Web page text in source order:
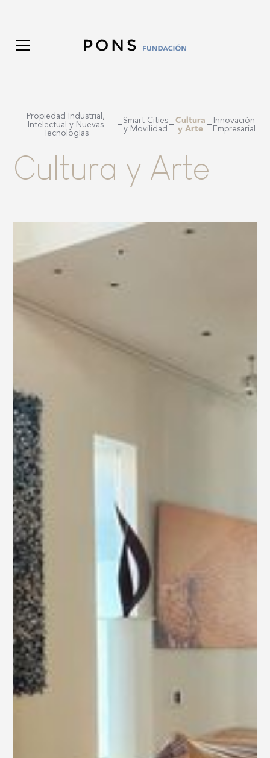
Propiedad Industrial,
Intelectual y Nuevas
Tecnologías
Smart Cities
y Movilidad
Cultura
y Arte
Innovación
Empresarial
Cultura y Arte